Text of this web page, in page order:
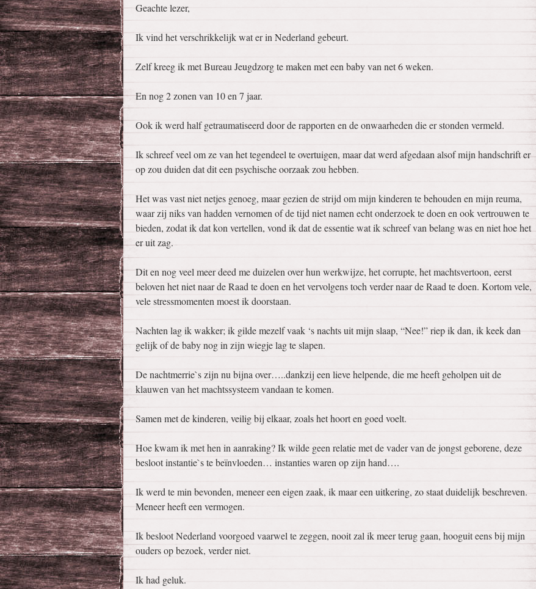
Geachte lezer,
Ik vind het verschrikkelijk wat er in Nederland gebeurt.
Zelf kreeg ik met Bureau Jeugdzorg te maken met een baby van net 6 weken.
En nog 2 zonen van 10 en 7 jaar.
Ook ik werd half getraumatiseerd door de rapporten en de onwaarheden die er stonden vermeld.
Ik schreef veel om ze van het tegendeel te overtuigen, maar dat werd afgedaan alsof mijn handschrift er
op zou duiden dat dit een psychische oorzaak zou hebben.
Het was vast niet netjes genoeg, maar gezien de strijd om mijn kinderen te behouden en mijn reuma,
waar zij niks van hadden vernomen of de tijd niet namen echt onderzoek te doen en ook vertrouwen te
bieden, zodat ik dat kon vertellen, vond ik dat de essentie wat ik schreef van belang was en niet hoe het
er uit zag.
Dit en nog veel meer deed me duizelen over hun werkwijze, het corrupte, het machtsvertoon, eerst
beloven het niet naar de Raad te doen en het vervolgens toch verder naar de Raad te doen. Kortom vele,
vele stressmomenten moest ik doorstaan.
Nachten lag ik wakker; ik gilde mezelf vaak ‘s nachts uit mijn slaap, “Nee!” riep ik dan, ik keek dan
gelijk of de baby nog in zijn wiegje lag te slapen.
De nachtmerrie`s zijn nu bijna over…..dankzij een lieve helpende, die me heeft geholpen uit de
klauwen van het machtssysteem vandaan te komen.
Samen met de kinderen, veilig bij elkaar, zoals het hoort en goed voelt.
Hoe kwam ik met hen in aanraking? Ik wilde geen relatie met de vader van de jongst geborene, deze
besloot instantie`s te beïnvloeden… instanties waren op zijn hand….
Ik werd te min bevonden, meneer een eigen zaak, ik maar een uitkering, zo staat duidelijk beschreven.
Meneer heeft een vermogen.
Ik besloot Nederland voorgoed vaarwel te zeggen, nooit zal ik meer terug gaan, hooguit eens bij mijn
ouders op bezoek, verder niet.
Ik had geluk.